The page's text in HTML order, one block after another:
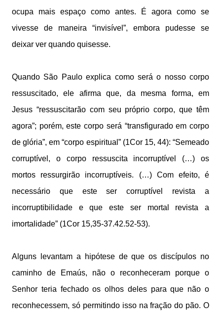
ocupa mais espaço como antes. É agora como se
vivesse de maneira “invisível”, embora pudesse se
deixar ver quando quisesse.
Quando São Paulo explica como será o nosso corpo
ressuscitado, ele afirma que, da mesma forma, em
Jesus “ressuscitarão com seu próprio corpo, que têm
agora”; porém, este corpo será “transfigurado em corpo
de glória”, em “corpo espiritual” (1Cor 15, 44): “Semeado
corruptível, o corpo ressuscita incorruptível (…) os
mortos ressurgirão incorruptíveis. (…) Com efeito, é
necessário que este ser corruptível revista a
incorruptibilidade e que este ser mortal revista a
imortalidade” (1Cor 15,35-37.42.52-53).
Alguns levantam a hipótese de que os discípulos no
caminho de Emaús, não o reconheceram porque o
Senhor teria fechado os olhos deles para que não o
reconhecessem, só permitindo isso na fração do pão. O